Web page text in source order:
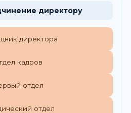
директору
директора
кадров
отдел
отдел